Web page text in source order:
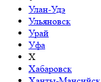
Улан-Удэ
Ульяновск
Урай
Уфа
Х
Хабаровск